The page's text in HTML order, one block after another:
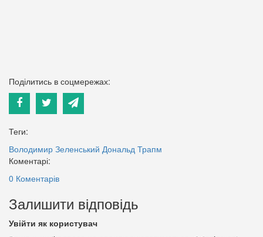
Поділитись в соцмережах:
Теги:
Володимир Зеленський Дональд Трапм
Коментарі:
0 Коментарів
Залишити відповідь
Увійти як користувач